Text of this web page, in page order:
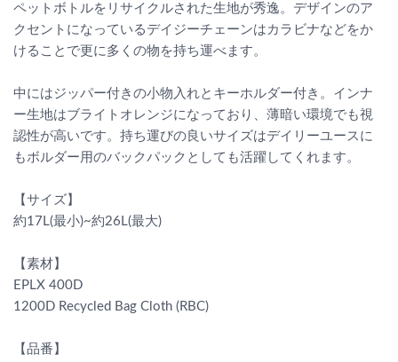
ペットボトルをリサイクルされた生地が秀逸。デザインのア
クセントになっているデイジーチェーンはカラビナなどをか
けることで更に多くの物を持ち運べます。
中にはジッパー付きの小物入れとキーホルダー付き。インナ
ー生地はブライトオレンジになっており、薄暗い環境でも視
認性が高いです。持ち運びの良いサイズはデイリーユースに
もボルダー用のバックパックとしても活躍してくれます。
【サイズ】
約17L(最小)~約26L(最大)
【素材】
EPLX 400D
1200D Recycled Bag Cloth (RBC)
【品番】